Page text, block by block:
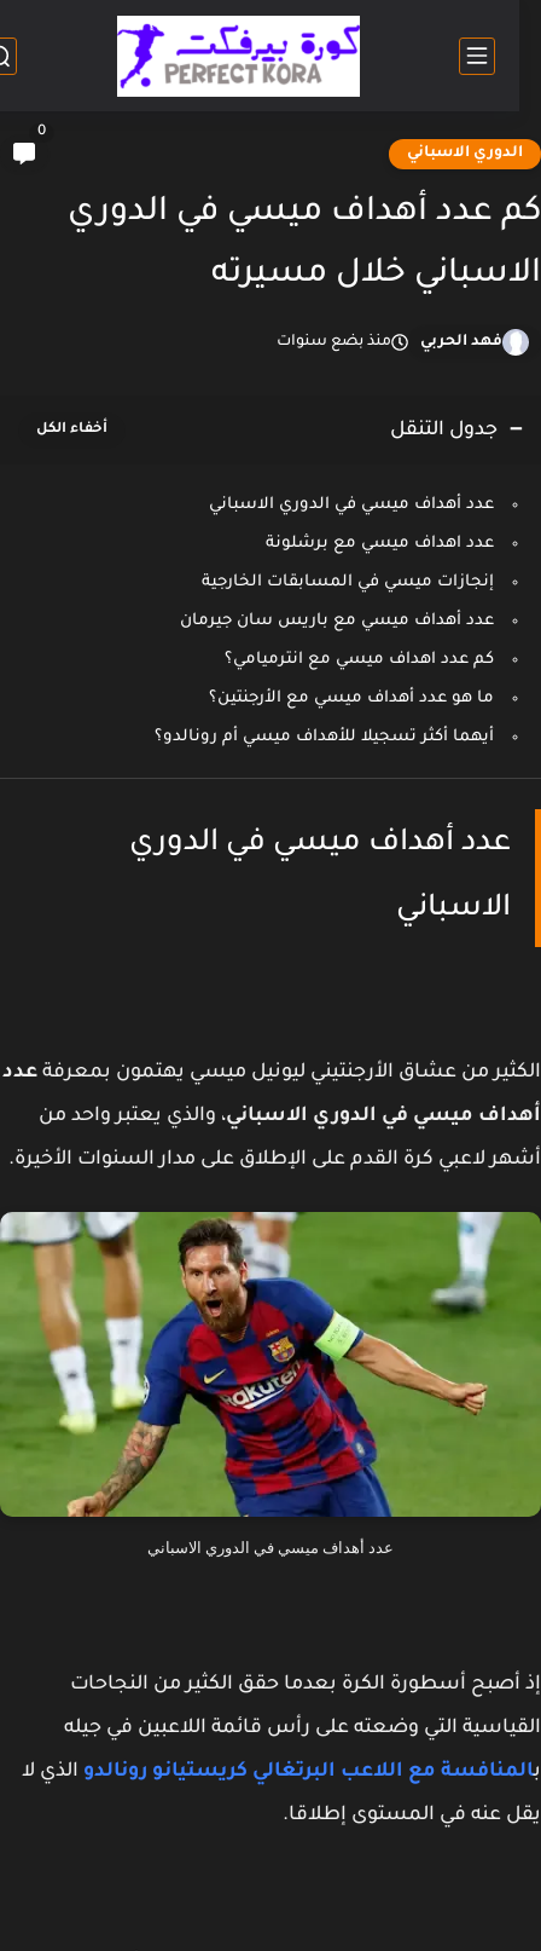
الاسباني
عدد أهداف ميسي في الدوري
خلال مسيرته
فهد الحربي منذ بضع سنوات
جدول التنقل
عدد أهداف ميسي في الدوري الاسباني
عدد اهداف ميسي مع برشلونة
إنجازات ميسي في المسابقات الخارجية
عدد أهداف ميسي مع باريس سان جيرمان
كم عدد اهداف ميسي مع انترميامي؟
ما هو عدد أهداف ميسي مع الأرجنتين؟
أيهما أكثر تسجيلا للأهداف ميسي أم رونالدو؟
عدد أهداف ميسي في الدوري
الاسباني
من عشاق الأرجنتيني ليونيل ميسي يهتمون بمعرفةعدد
ميسي في الدوري الاسباني، والذي يعتبر واحد من
لاعبي كرة القدم على الإطلاق على مدار السنوات الأخيرة.
عدد أهداف ميسي في الدوري الاسباني
أصبح أسطورة الكرة بعدما حقق الكثير من النجاحات
التي وضعته على رأس قائمة اللاعبين في جيله
مع اللاعب البرتغالي كريستيانو رونالدوالذي لا
عنه في المستوى إطلاقا.